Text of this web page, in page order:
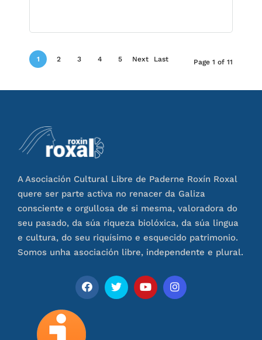
1 2 3 4 5 Next Last Page 1 of 11
A Asociación Cultural Libre de Paderne Roxín Roxal
quere ser parte activa no renacer da Galiza
consciente e orgullosa de si mesma, valoradora do
seu pasado, da súa riqueza biolóxica, da súa lingua
e cultura, do seu riquísimo e esquecido patrimonio.
Somos unha asociación libre, independente e plural.